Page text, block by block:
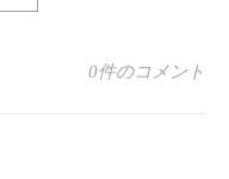
0件のコメント